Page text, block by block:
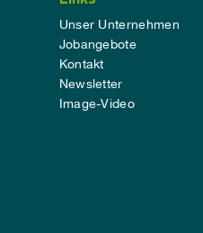
Unser Unternehmen
Jobangebote
Kontakt
Newsletter
Image-Video